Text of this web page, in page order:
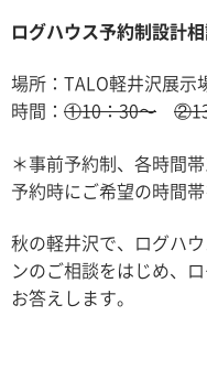
ログハウス予約制設計
場所：TALO軽井沢展
時間： ①10：30〜
＊事前予約制、各時間帯
予約時にご希望の時間
秋の軽井沢で、ログハ
ンのご相談をはじめ、
お答えします。